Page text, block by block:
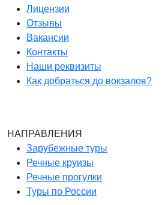
Лицензии
Отзывы
Вакансии
Контакты
Наши реквизиты
Как добраться до вокзалов?
НАПРАВЛЕНИЯ
Зарубежные туры
Речные круизы
Речные прогулки
Туры по России